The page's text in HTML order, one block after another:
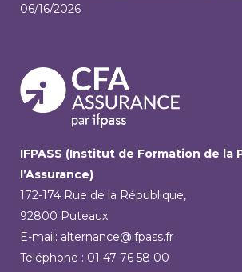
06/16/2026
IFPASS (Institut de Formation de la
l’Assurance)
172-174 Rue de la République,
92800 Puteaux
E-mail: alternance@ifpass.fr
Téléphone : 01 47 76 58 00